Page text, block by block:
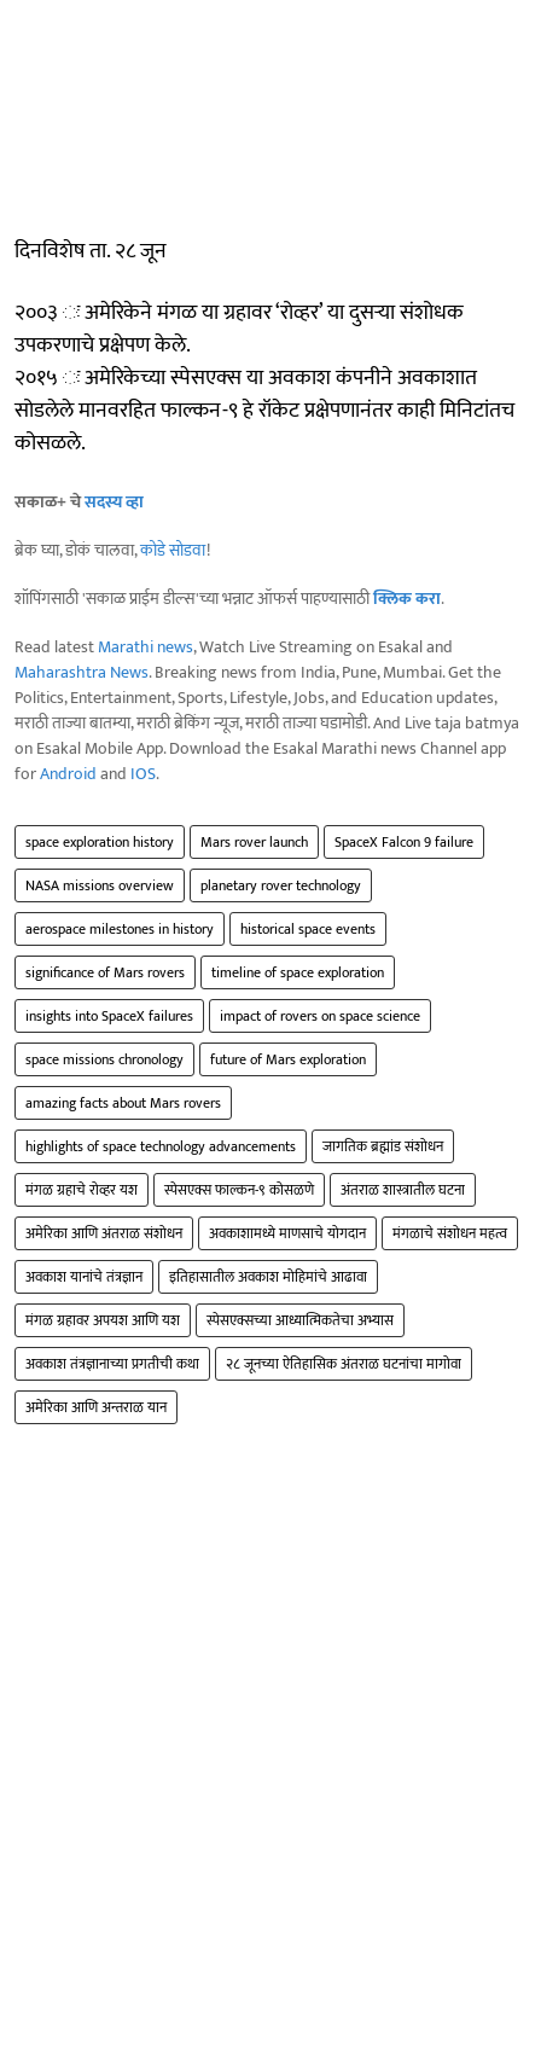
दिनविशेष ता. २८ जून
२००३ ः अमेरिकेने मंगळ या ग्रहावर ‘रोव्हर’ या दुसऱ्या संशोधक
उपकरणाचे प्रक्षेपण केले.
२०१५ ः अमेरिकेच्या स्पेसएक्‍स या अवकाश कंपनीने अवकाशात
सोडलेले मानवरहित फाल्कन-९ हे रॉकेट प्रक्षेपणानंतर काही मिनिटांतच
कोसळले.
सकाळ+ चेसदस्य व्हा
ब्रेक घ्या, डोकं चालवा,कोडे सोडवा!
शॉपिंगसाठी 'सकाळ प्राईम डील्स'च्या भन्नाट ऑफर्स पाहण्यासाठीक्लिक करा.
Read latestMarathi news, Watch Live Streaming on Esakal and
Maharashtra News. Breaking news from India, Pune, Mumbai. Get the
Politics, Entertainment, Sports, Lifestyle, Jobs, and Education updates,
मराठी ताज्या बातम्या, मराठी ब्रेकिंग न्यूज, मराठी ताज्या घडामोडी. And Live taja batmya
on Esakal Mobile App. Download the Esakal Marathi news Channel app
forAndroidand IOS.
space exploration history Mars rover launch
SpaceX Falcon 9 failure
NASA missions overview
planetary rover technology
aerospace milestones in history
historical space events
significance of Mars rovers
timeline of space exploration
insights into SpaceX failures
impact of rovers on space science
space missions chronology
future of Mars exploration
amazing facts about Mars rovers
highlights of space technology advancements
जागतिक ब्रह्मांड संशोधन
मंगळ ग्रहाचे रोव्हर यश
स्पेसएक्स फाल्कन-९ कोसळणे
अंतराळ शास्त्रातील घटना
अमेरिका आणि अंतराळ संशोधन
अवकाशामध्ये माणसाचे योगदान
मंगळाचे संशोधन महत्व
अवकाश यानांचे तंत्रज्ञान
इतिहासातील अवकाश मोहिमांचे आढावा
मंगळ ग्रहावर अपयश आणि यश
स्पेसएक्सच्या आध्यात्मिकतेचा अभ्यास
अवकाश तंत्रज्ञानाच्या प्रगतीची कथा
२८ जूनच्या ऐतिहासिक अंतराळ घटनांचा मागोवा
अमेरिका आणि अन्तराळ यान